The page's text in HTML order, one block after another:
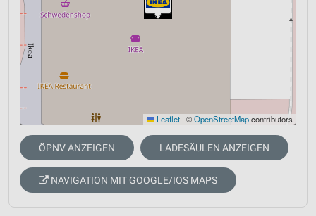
Leaflet | ©OpenStreetMapcontributors
ÖPNV ANZEIGEN LADESÄULEN ANZEIGEN
NAVIGATION MIT GOOGLE/IOS MAPS